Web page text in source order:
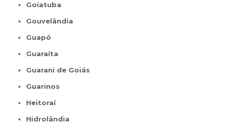
Goiatuba
Gouvelândia
Guapó
Guaraíta
Guarani de Goiás
Guarinos
Heitoraí
Hidrolândia